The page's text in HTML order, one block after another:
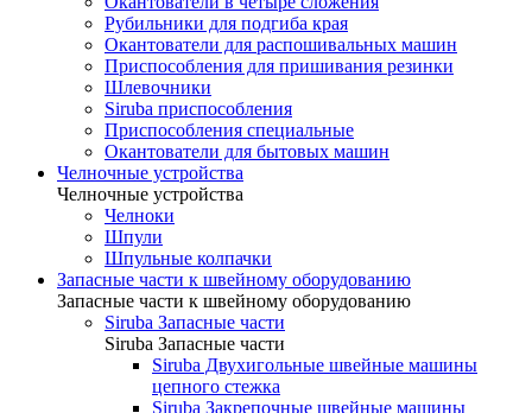
Рубильники для подгиба края
Окантователи для распошивальных машин
Приспособления для пришивания резинки
Шлевочники
Siruba приспособления
Приспособления специальные
Окантователи для бытовых машин
Челночные устройства
Челночные устройства
Челноки
Шпули
Шпульные колпачки
Запасные части к швейному оборудованию
Запасные части к швейному оборудованию
Siruba Запасные части
Siruba Запасные части
Siruba Двухигольные швейные машины
цепного стежка
Siruba Закрепочные швейные машины